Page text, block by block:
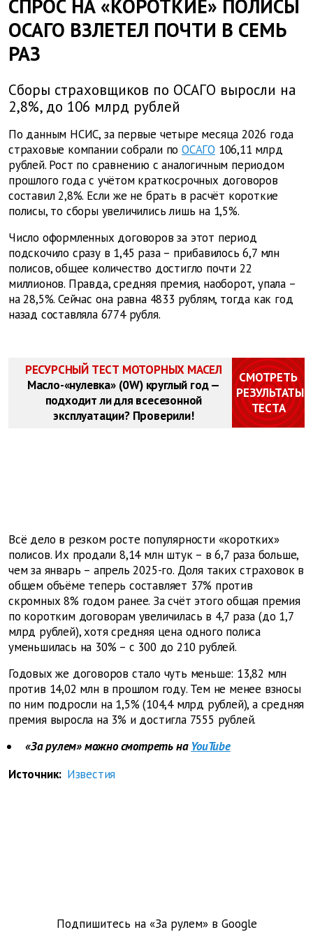
СПРОС НА «КОРОТКИЕ» ПОЛИСЫ
ОСАГО ВЗЛЕТЕЛ ПОЧТИ В СЕМЬ
РАЗ
Сборы страховщиков по ОСАГО выросли на
2,8%, до 106 млрд рублей
По данным НСИС, за первые четыре месяца 2026 года
страховые компании собрали по ОСАГО 106,11 млрд
рублей. Рост по сравнению с аналогичным периодом
прошлого года с учётом краткосрочных договоров
составил 2,8%. Если же не брать в расчёт короткие
полисы, то сборы увеличились лишь на 1,5%.
Число оформленных договоров за этот период
подскочило сразу в 1,45 раза – прибавилось 6,7 млн
полисов, общее количество достигло почти 22
миллионов. Правда, средняя премия, наоборот, упала –
на 28,5%. Сейчас она равна 4833 рублям, тогда как год
назад составляла 6774 рубля.
РЕСУРСНЫЙ ТЕСТ МОТОРНЫХ МАСЕЛ
Масло-«нулевка» (0W) круглый год —
подходит ли для всесезонной
эксплуатации? Проверили!
СМОТРЕТЬ
РЕЗУЛЬТАТЫ
ТЕСТА
Всё дело в резком росте популярности «коротких»
полисов. Их продали 8,14 млн штук – в 6,7 раза больше,
чем за январь – апрель 2025-го. Доля таких страховок в
общем объёме теперь составляет 37% против
скромных 8% годом ранее. За счёт этого общая премия
по коротким договорам увеличилась в 4,7 раза (до 1,7
млрд рублей), хотя средняя цена одного полиса
уменьшилась на 30% – с 300 до 210 рублей.
Годовых же договоров стало чуть меньше: 13,82 млн
против 14,02 млн в прошлом году. Тем не менее взносы
по ним подросли на 1,5% (104,4 млрд рублей), а средняя
премия выросла на 3% и достигла 7555 рублей.
«За рулем» можно смотреть на YouTube
Источник: Известия
Подпишитесь на «За рулем» в Google